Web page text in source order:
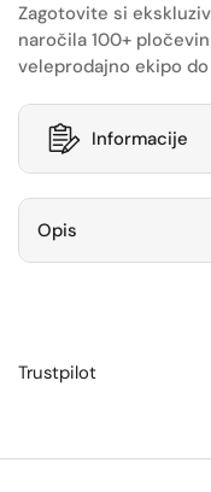
Zagotovite si
naročila 100+
veleprodajno ekipo do
Informacije
Opis
Trustpilot